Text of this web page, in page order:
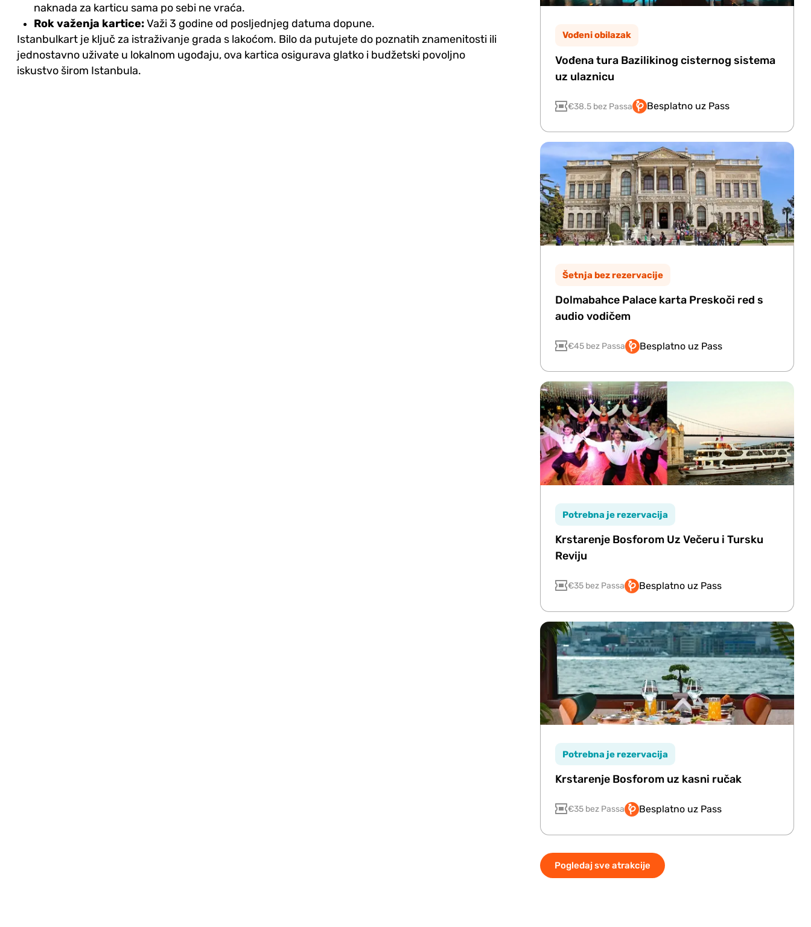
naknada za karticu sama po sebi ne vraća.
Rok važenja kartice:Važi 3 godine od posljednjeg datuma dopune.
Istanbulkart je ključ za istraživanje grada s lakoćom. Bilo da putujete do poznatih znamenitosti ili
jednostavno uživate u lokalnom ugođaju, ova kartica osigurava glatko i budžetski povoljno
iskustvo širom Istanbula.
Vođeni obilazak
Vođena tura Bazilikinog cisternog sistema
uz ulaznicu
€38.5 bez Passa Besplatno uz Pass
Šetnja bez rezervacije
Dolmabahce Palace karta Preskoči red s
audio vodičem
€45 bez Passa Besplatno uz Pass
Potrebna je rezervacija
Krstarenje Bosforom Uz Večeru i Tursku
Reviju
€35 bez Passa Besplatno uz Pass
Potrebna je rezervacija
Krstarenje Bosforom uz kasni ručak
€35 bez Passa Besplatno uz Pass
Pogledaj sve atrakcije